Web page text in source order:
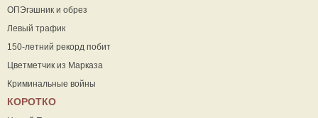
ОПЭгэшник и обрез
Левый трафик
150-летний рекорд побит
Цветметчик из Марказа
Криминальные войны
КОРОТКО